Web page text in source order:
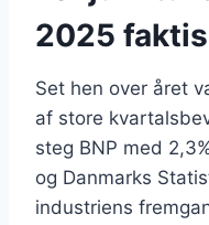
2025
Set hen over året
af store
steg BNP med
og Danmarks
industriens